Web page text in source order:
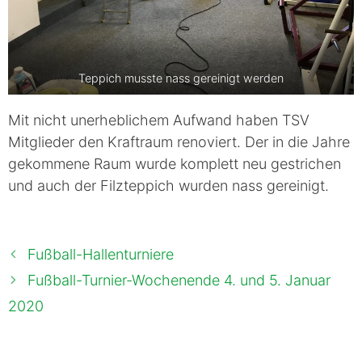
Teppich musste nass gereinigt werden
Mit nicht unerheblichem Aufwand haben TSV
Mitglieder den Kraftraum renoviert. Der in die Jahre
gekommene Raum wurde komplett neu gestrichen
und auch der Filzteppich wurden nass gereinigt.
Fußball-Hallenturniere
Fußball-Turnier-Wochenende 4. und 5. Januar
2020